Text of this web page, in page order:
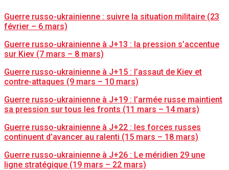
Guerre russo-ukrainienne : suivre la situation militaire (23
février – 6 mars)
Guerre russo-ukrainienne à J+13 : la pression s’accentue
sur Kiev (7 mars – 8 mars)
Guerre russo-ukrainienne à J+15 : l’assaut de Kiev et
contre-attaques (9 mars – 10 mars)
Guerre russo-ukrainienne à J+19 : l’armée russe maintient
sa pression sur tous les fronts (11 mars – 14 mars)
Guerre russo-ukrainienne à J+22 : les forces russes
continuent d’avancer au ralenti (15 mars – 18 mars)
Guerre russo-ukrainienne à J+26 : Le méridien 29 une
ligne stratégique (19 mars – 22 mars)